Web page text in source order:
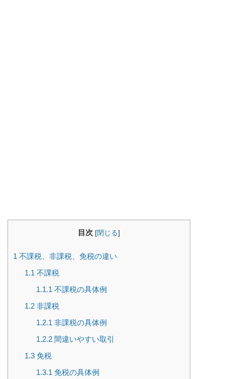
目次 [閉じる]
1 不課税、非課税、免税の違い
1.1 不課税
1.1.1 不課税の具体例
1.2非課税
1.2.1 非課税の具体例
1.2.2間違いやすい取引
1.3免税
1.3.1 免税の具体例